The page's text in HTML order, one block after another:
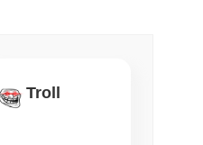
Troll